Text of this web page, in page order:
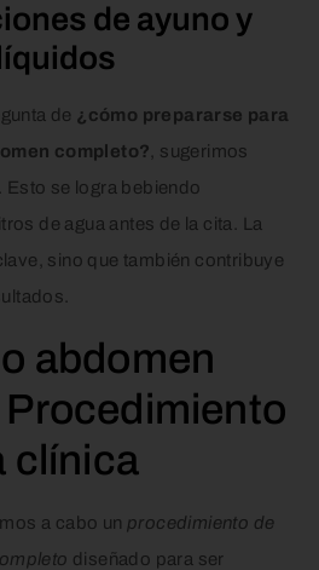
de ayuno y
de ¿cómo prepararse para
completo? , sugerimos
Esto se logra bebiendo
de agua antes de la cita. La
sino que también contribuye
abdomen
clínica
a cabo un procedimiento de
diseñado para ser